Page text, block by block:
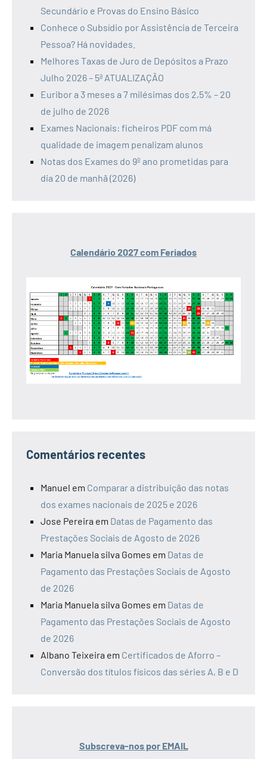
Secundário e Provas do Ensino Básico
Conhece o Subsídio por Assistência de Terceira
Pessoa? Há novidades.
Melhores Taxas de Juro de Depósitos a Prazo
Julho 2026 – 5ª ATUALIZAÇÃO
Euribor a 3 meses a 7 milésimas dos 2,5% – 20
de julho de 2026
Exames Nacionais: ficheiros PDF com má
qualidade de imagem penalizam alunos
Notas dos Exames do 9º ano prometidas para
dia 20 de manhã (2026)
Calendário 2027 com Feriados
Comentários recentes
Manuel em Comparar a distribuição das notas
dos exames nacionais de 2025 e 2026
Jose Pereira em Datas de Pagamento das
Prestações Sociais de Agosto de 2026
Maria Manuela silva Gomes em Datas de
Pagamento das Prestações Sociais de Agosto
de 2026
Maria Manuela silva Gomes em Datas de
Pagamento das Prestações Sociais de Agosto
de 2026
Albano Teixeira em Certificados de Aforro –
Conversão dos títulos físicos das séries A, B e D
Subscreva-nos por EMAIL